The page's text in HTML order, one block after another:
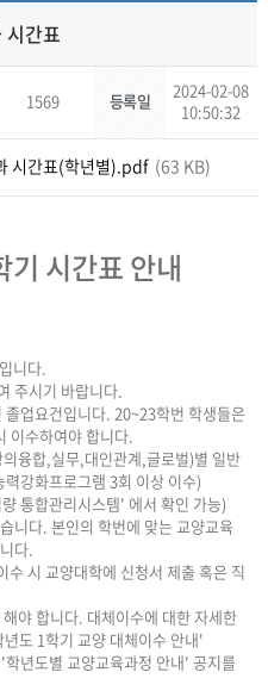
간표
1569 등록일
2024-02-08
10:50:32
시간표(학년별).pdf(63 KB)
시간표 안내
니다.
주시기 바랍니다.
업요건입니다. 20~23학번 학생들은
이수하여야 합니다.
융합,실무,대인관계,글로벌)별 일반
강화프로그램 3회 이상 이수)
통합관리시스템' 에서 확인 가능)
니다. 본인의 학번에 맞는 교양교육
다.
시 교양대학에 신청서 제출 혹은 직
야 합니다. 대체이수에 대한 자세한
도 1학기 교양 대체이수 안내'
년도별 교양교육과정 안내' 공지를